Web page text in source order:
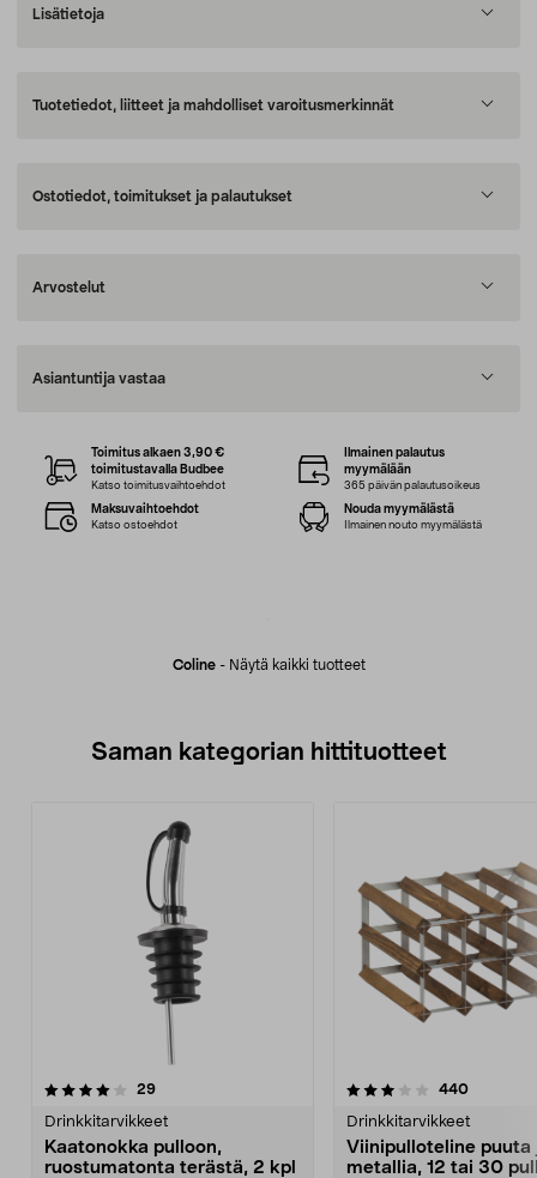
Lisätietoja
Tuotetiedot, liitteet ja mahdolliset varoitusmerkinnät
Ostotiedot, toimitukset ja palautukset
Arvostelut
Asiantuntija vastaa
Coline- Näytä kaikki tuotteet
Toimitus alkaen 3,90 €
toimitustavalla Budbee
Katso toimitusvaihtoehdot
Ilmainen palautus
myymälään
365 päivän palautusoikeus
Maksuvaihtoehdot
Katso ostoehdot
Nouda myymälästä
Ilmainen nouto myymälästä
Saman kategorian hittituotteet
29arvostelut
Drinkkitarvikkeet
Kaatonokka pulloon,
ruostumatonta terästä, 2 kpl
3.5 viidestä
440arvostelut
Drinkkitarvikkeet
Viinipulloteline puuta
metallia, 12 tai 30
5.0 viidestä